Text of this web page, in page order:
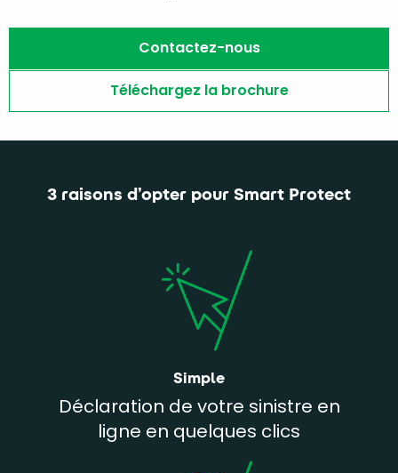
Contactez-nous
Téléchargez la brochure
3 raisons d’opter pour Smart Protect
Simple
Déclaration de votre sinistre en
ligne en quelques clics